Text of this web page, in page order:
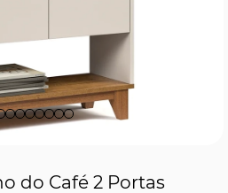
do Café 2 Portas